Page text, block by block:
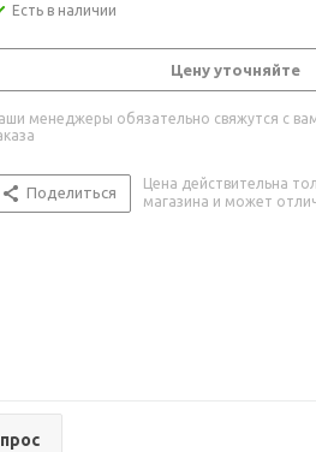
Есть в наличии
Цену уточняйте
менеджеры обязательно свяжутся с
Поделиться
Цена действительна
магазина и может